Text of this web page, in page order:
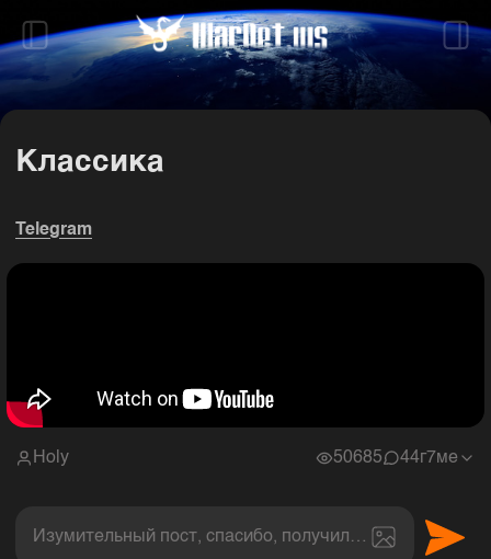
Классика
Telegram
Holy 50685 44г7ме
Изумительный пост, спасибо, получил величайшее